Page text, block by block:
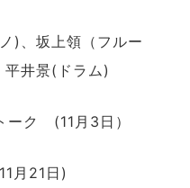
)、坂上領（フルー
平井景(ドラム)
ーク (11月3日）
月21日)